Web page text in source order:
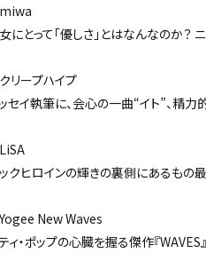
にとって「優しさ」とはなんなのか？
リープハイプ
セイ執筆に、会心の一曲“イト”、精
クヒロインの輝きの裏側にあるもの
New Waves
ィ・ポップの心臓を握る傑作『